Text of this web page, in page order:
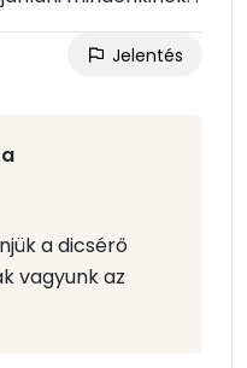
Jelentés
a dicsérő
vagyunk az